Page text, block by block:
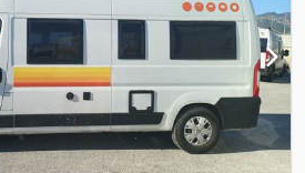
registracija, autonominis šildytuvas,
dviaukštės lovos, elektroninė
kėlimo lova, naudoto automobilio
oro pagalvė, pilna techninės
žibintai, vairo stiprintuvas,
schema, viengulė lova, viengulės
visų sezonų padangos,